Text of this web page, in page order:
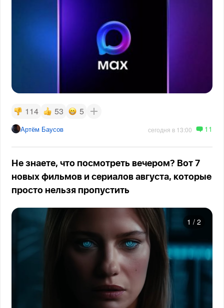
114 53 5
Артём Баусов сегодня в 13:00 11
Не знаете, что посмотреть вечером? Вот 7
новых фильмов и сериалов августа, которые
просто нельзя пропустить
1 / 2